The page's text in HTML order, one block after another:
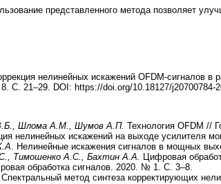
представленного метода позволяет
нелинейных искажений OFDM-сигналов в
С. 21–29. DOI: https://doi.org/10.18127/j20700784-
Шлома А.М., Шумов А.П. Технология OFDM //
нелинейных искажений на выходе усилителя
. Нелинейные искажения сигналов в мощных
Тимошенко А.С., Бахтин А.А. Цифровая
обработка сигналов. 2020. № 1. С. 3–8.
Спектральный метод синтеза корректирующих